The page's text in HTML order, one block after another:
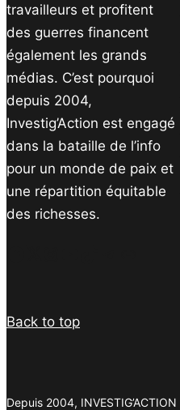
travailleurs et profitent
des guerres financent
également les grands
médias. C’est pourquoi
depuis 2004,
Investig’Action est engagé
dans la bataille de l’info
pour un monde de paix et
une répartition équitable
des richesses.
Back to top
Depuis 2004, INVESTIG’ACTION